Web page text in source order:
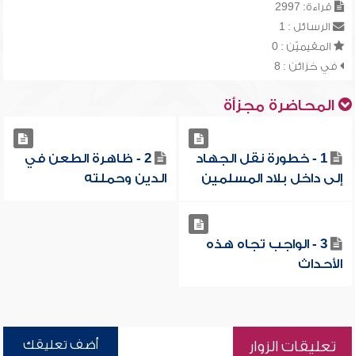
قراءة: 2997
الرسائل : 1
المقيميّن : 0
في خزائن : 8
المحاضرة مجزأة
1 - خطورة نقل الجهاد
إلى داخل بلاد المسلمين
2 - ظاهرة الطعن في
الدين وحملته
3 - الواجب تجاه هذه
الأحداث
تعليقات الزوار أضف تعليقك